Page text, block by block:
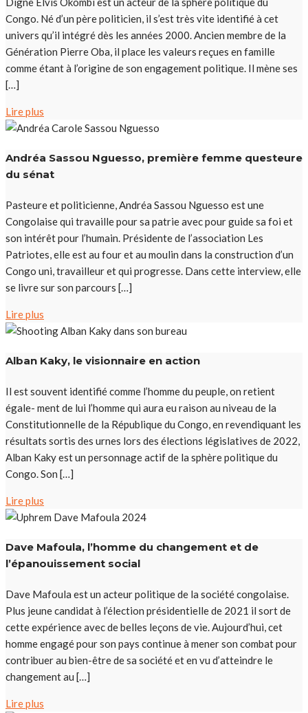
Congo. Né d’un père politicien, il s’est très vite identifié à cet
univers qu’il intégré dès les années 2000. Ancien membre de la
Génération Pierre Oba, il place les valeurs reçues en famille
comme étant à l’origine de son engagement politique. Il mène ses
[…]
Lire plus
Andréa Sassou Nguesso, première femme questeure
du sénat
Pasteure et politicienne, Andréa Sassou Nguesso est une
Congolaise qui travaille pour sa patrie avec pour guide sa foi et
son intérêt pour l’humain. Présidente de l’association Les
Patriotes, elle est au four et au moulin dans la construction d’un
Congo uni, travailleur et qui progresse. Dans cette interview, elle
se livre sur son parcours […]
Lire plus
Alban Kaky, le visionnaire en action
Il est souvent identifié comme l’homme du peuple, on retient
égale- ment de lui l’homme qui aura eu raison au niveau de la
Constitutionnelle de la République du Congo, en revendiquant les
résultats sortis des urnes lors des élections législatives de 2022,
Alban Kaky est un personnage actif de la sphère politique du
Congo. Son […]
Lire plus
Dave Mafoula, l’homme du changement et de
l’épanouissement social
Dave Mafoula est un acteur politique de la société congolaise.
Plus jeune candidat à l’élection présidentielle de 2021 il sort de
cette expérience avec de belles leçons de vie. Aujourd’hui, cet
homme engagé pour son pays continue à mener son combat pour
contribuer au bien-être de sa société et en vu d’atteindre le
changement au […]
Lire plus